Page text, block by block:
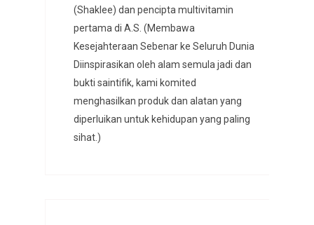
(Shaklee) dan pencipta multivitamin
pertama di A.S. (Membawa
Kesejahteraan Sebenar ke Seluruh Dunia
Diinspirasikan oleh alam semula jadi dan
bukti saintifik, kami komited
menghasilkan produk dan alatan yang
diperluikan untuk kehidupan yang paling
sihat.)